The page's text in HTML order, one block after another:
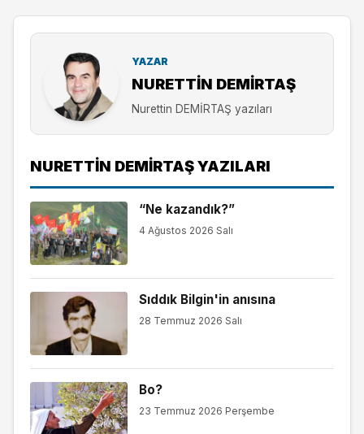
YAZAR
NURETTIN DEMİRTAŞ
Nurettin DEMİRTAŞ yazıları
NURETTIN DEMİRTAŞ YAZILARI
“Ne kazandık?”
4 Ağustos 2026 Salı
Sıddık Bilgin'in anısına
28 Temmuz 2026 Salı
Bo?
23 Temmuz 2026 Perşembe